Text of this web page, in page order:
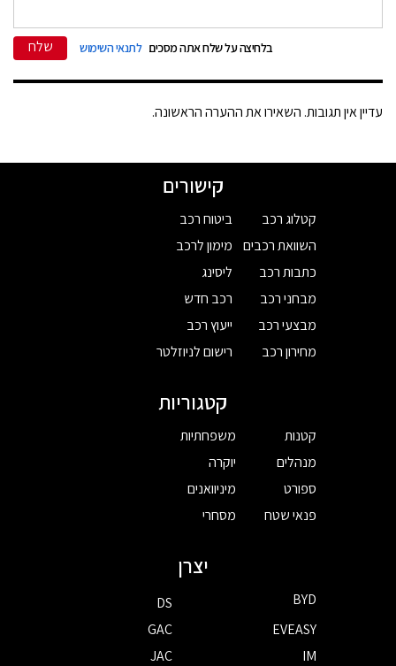
בלחיצה על שלח אתה מסכים לתנאי השימוש שלח
עדיין אין תגובות. השאירו את ההערה הראשונה.
קישורים
קטלוג רכב
השוואת רכבים
כתבות רכב
מבחני רכב
מבצעי רכב
מחירון רכב
ביטוח רכב
מימון לרכב
ליסינג
רכב חדש
ייעוץ רכב
רישום לניוזלטר
קטגוריות
קטנות
מנהלים
ספורט
פנאי שטח
משפחתיות
יוקרה
מיניוואנים
מסחרי
יצרן
BYD
DS
EVEASY
GAC
IM
JAC